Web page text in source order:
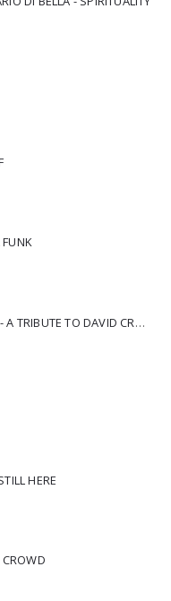
AAVV LONG TIME GONE - A TRIBUTE TO DAVID CROSBY
HERE
CROWD